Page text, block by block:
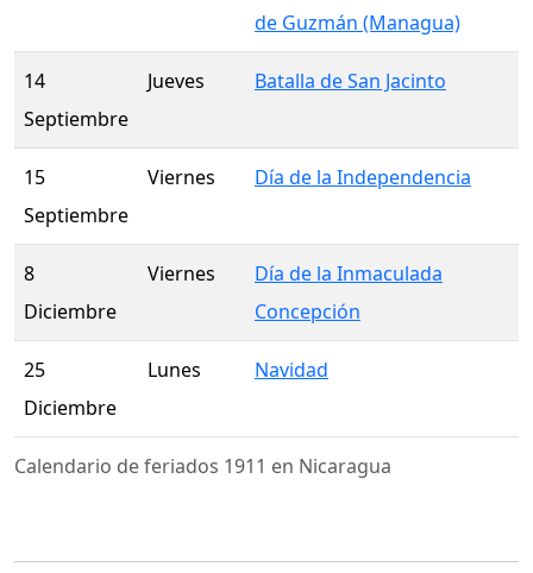
Calendario de feriados 1911 en Nicaragua
de Guzmán (Managua)
14
Septiembre
Jueves Batalla de San Jacinto
15
Septiembre
Viernes Día de la Independencia
8
Diciembre
Viernes
Día de la Inmaculada
Concepción
25
Diciembre
Lunes Navidad